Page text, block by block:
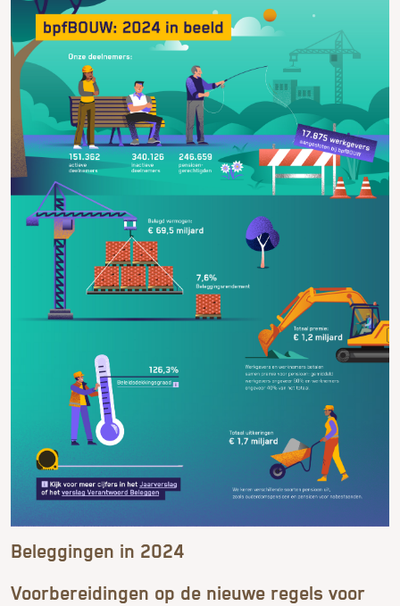
Beleggingen in 2024
Voorbereidingen op de nieuwe regels voor